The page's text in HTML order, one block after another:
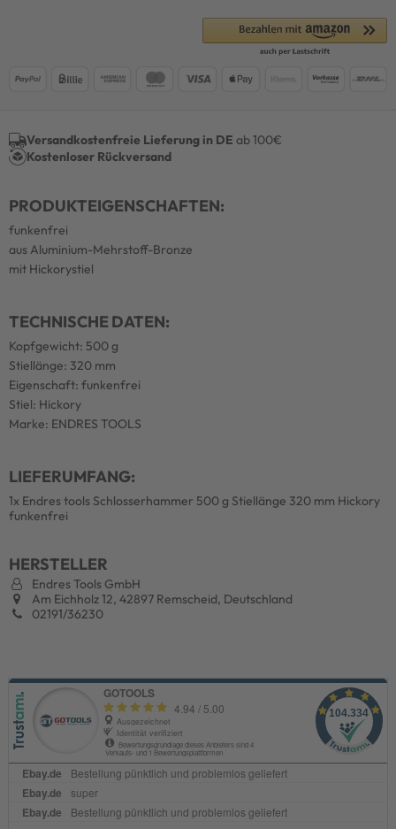
Versandkostenfreie Lieferung in DE ab 100€
Kostenloser Rückversand
PRODUKTEIGENSCHAFTEN:
funkenfrei
aus Aluminium-Mehrstoff-Bronze
mit Hickorystiel
TECHNISCHE DATEN:
Kopfgewicht: 500 g
Stiellänge: 320 mm
Eigenschaft: funkenfrei
Stiel: Hickory
Marke: ENDRES TOOLS
LIEFERUMFANG:
1x Endres tools Schlosserhammer 500 g Stiellänge 320 mm Hickory
funkenfrei
HERSTELLER
Endres Tools GmbH
Am Eichholz 12, 42897 Remscheid, Deutschland
02191/36230